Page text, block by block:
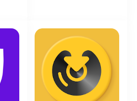
– امکان استفاده از اکولایزر هفت
خروجی به‌طور شخصی.
میلیون بار از
گوگل پلی